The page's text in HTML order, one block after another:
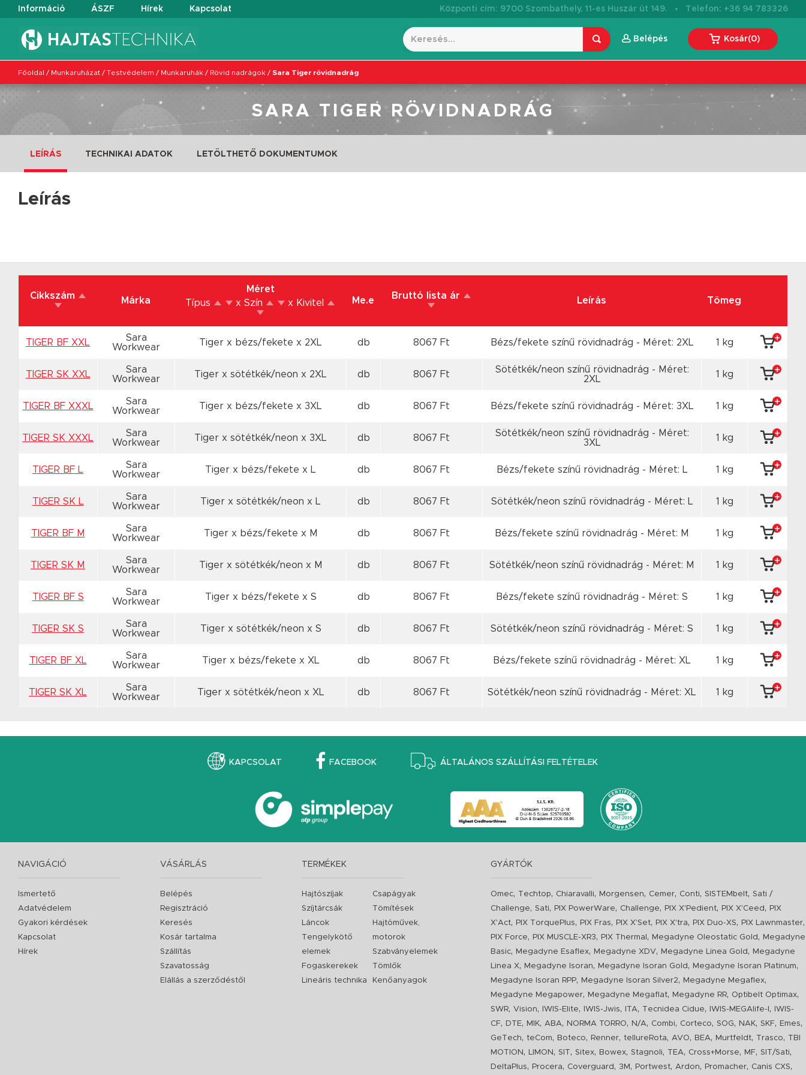
Információ ÁSZF Hírek Kapcsolat Központi cím: 9700 Szombathely, 11-es Huszár út 149. · Telefon: +36 94 783326
Belépés Kosár(0)
Főoldal / Munkaruházat / Testvédelem / Munkaruhák / Rövid nadrágok / Sara Tiger rövidnadrág
SARA TIGER RÖVIDNADRÁG
LEÍRÁS TECHNIKAI ADATOK LETÖLTHETŐ DOKUMENTUMOK
Leírás
Cikkszám Márka
Méret
Típus
x Szín x Kivitel Me.e Bruttó lista ár Leírás Tömeg
TIGER BF XXL
Sara
Workwear
Tiger x bézs/fekete x 2XL db 8067 Ft Bézs/fekete színű rövidnadrág - Méret: 2XL 1 kg
TIGER SK XXL
Sara
Workwear
Tiger x sötétkék/neon x 2XL db 8067 Ft
Sötétkék/neon színű rövidnadrág - Méret:
2XL
1 kg
TIGER BF XXXL
Sara
Workwear
Tiger x bézs/fekete x 3XL db 8067 Ft Bézs/fekete színű rövidnadrág - Méret: 3XL 1 kg
TIGER SK XXXL
Sara
Workwear
Tiger x sötétkék/neon x 3XL db 8067 Ft
Sötétkék/neon színű rövidnadrág - Méret:
3XL
1 kg
TIGER BF L
Sara
Workwear
Tiger x bézs/fekete x L db 8067 Ft Bézs/fekete színű rövidnadrág - Méret: L 1 kg
TIGER SK L
Sara
Workwear
Tiger x sötétkék/neon x L db 8067 Ft Sötétkék/neon színű rövidnadrág - Méret: L 1 kg
TIGER BF M
Sara
Workwear
Tiger x bézs/fekete x M db 8067 Ft Bézs/fekete színű rövidnadrág - Méret: M 1 kg
TIGER SK M
Sara
Workwear
Tiger x sötétkék/neon x M db 8067 Ft Sötétkék/neon színű rövidnadrág - Méret: M 1 kg
TIGER BF S
Sara
Workwear
Tiger x bézs/fekete x S db 8067 Ft Bézs/fekete színű rövidnadrág - Méret: S 1 kg
TIGER SK S
Sara
Workwear
Tiger x sötétkék/neon x S db 8067 Ft Sötétkék/neon színű rövidnadrág - Méret: S 1 kg
TIGER BF XL
Sara
Workwear
Tiger x bézs/fekete x XL db 8067 Ft Bézs/fekete színű rövidnadrág - Méret: XL 1 kg
TIGER SK XL
Sara
Workwear
Tiger x sötétkék/neon x XL db 8067 Ft Sötétkék/neon színű rövidnadrág - Méret: XL 1 kg
KAPCSOLAT FACEBOOK ÁLTALÁNOS SZÁLLÍTÁSI FELTÉTELEK
NAVIGÁCIÓ
Ismertető
Adatvédelem
Gyakori kérdések
Kapcsolat
Hírek
VÁSÁRLÁS
Belépés
Regisztráció
Keresés
Kosár tartalma
Szállítás
Szavatosság
Elállás a szerződéstől
TERMÉKEK
Hajtószíjak
Szíjtárcsák
Láncok
Tengelykötő
elemek
Fogaskerekek
Lineáris technika
Csapágyak
Tömítések
Hajtóművek,
motorok
Szabványelemek
Tömlők
Kenőanyagok
GYÁRTÓK
Omec, Techtop, Chiaravalli, Morgensen, Cemer, Conti,SISTEMbelt,Sati /
Challenge,Sati, PIX PowerWare, Challenge, PIX X'Pedient, PIX X'Ceed ,
PIX
X'Act, PIX TorquePlus, PIX Fras, PIX X'Set, PIX X'tra, PIX Duo-XS, PIX Lawnmaster,
PIX Force, PIX MUSCLE-XR3, PIX Thermal , Megadyne Oleostatic Gold ,
Megadyne
Basic, Megadyne Esaflex, Megadyne XDV, Megadyne Linea Gold ,
Megadyne
Linea X, Megadyne Isoran, Megadyne Isoran Gold , Megadyne Isoran Platinum,
Megadyne Isoran RPP, Megadyne Isoran Silver2, Megadyne Megaflex,
Megadyne Megapower, Megadyne Megaflat, Megadyne RR, Optibelt Optimax,
SWR,Vision, IWIS-Elite, IWIS-Jwis, ITA, Tecnidea Cidue, IWIS-MEGAlife-I ,
IWIS-
CF, DTE, MIK, ABA, NORMA TORRO, N/A, Combi, Corteco,SOG, NAK,SKF, Emes,
GeTech, teCom, Boteco, Renner, tellureRota, AVO, BEA, Murtfeldt, Trasco, TBI
MOTION , LIMON ,SIT,Sitex, Bowex,Stagnoli, TEA, Cross+Morse, MF,SIT/Sati,
DeltaPlus, Procera, Coverguard , 3M , Portwest, Ardon, Promacher, Canis CXS,